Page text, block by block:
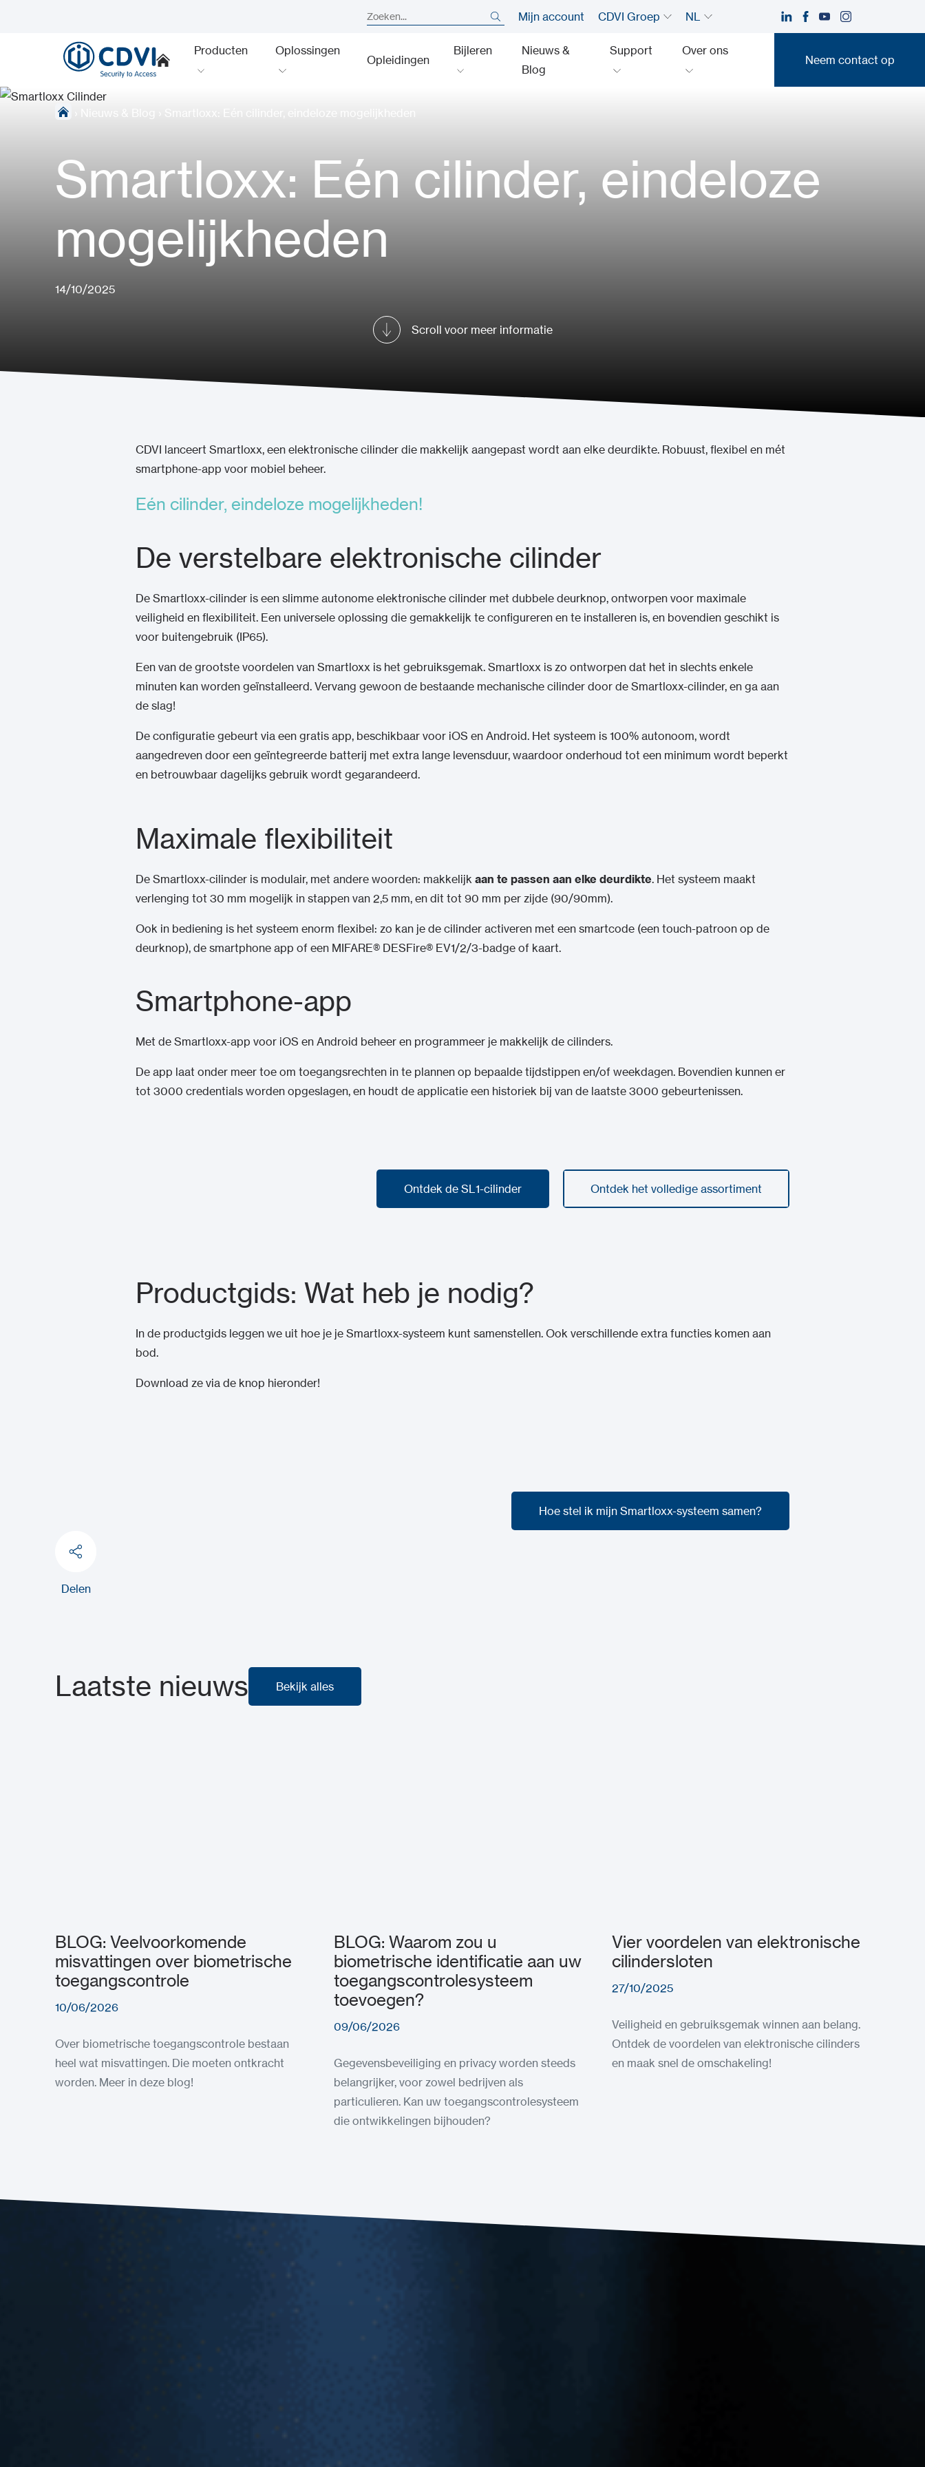
Mijn account CDVI Groep NL
Producten Oplossingen
Opleidingen
Bijleren
Nieuws &
Blog
Support Over ons
Neem contact op
Smartloxx: Eén cilinder, eindeloze
mogelijkheden
14/10/2025
Scroll voor meer informatie
CDVI lanceert Smartloxx, een elektronische cilinder die makkelijk aangepast wordt aan elke deurdikte. Robuust, flexibel en mét
smartphone-app voor mobiel beheer.
Eén cilinder, eindeloze mogelijkheden!
De verstelbare elektronische cilinder
De Smartloxx-cilinder is een slimme autonome elektronische cilinder met dubbele deurknop, ontworpen voor maximale
veiligheid en flexibiliteit. Een universele oplossing die gemakkelijk te configureren en te installeren is, en bovendien geschikt is
voor buitengebruik (IP65).
Een van de grootste voordelen van Smartloxx is het gebruiksgemak. Smartloxx is zo ontworpen dat het in slechts enkele
minuten kan worden geïnstalleerd. Vervang gewoon de bestaande mechanische cilinder door de Smartloxx-cilinder, en ga aan
de slag!
De configuratie gebeurt via een gratis app, beschikbaar voor iOS en Android. Het systeem is 100% autonoom, wordt
aangedreven door een geïntegreerde batterij met extra lange levensduur, waardoor onderhoud tot een minimum wordt beperkt
en betrouwbaar dagelijks gebruik wordt gegarandeerd.
Maximale flexibiliteit
De Smartloxx-cilinder is modulair, met andere woorden: makkelijk aan te passen aan elke deurdikte. Het systeem maakt
verlenging tot 30 mm mogelijk in stappen van 2,5 mm, en dit tot 90 mm per zijde (90/90mm).
Ook in bediening is het systeem enorm flexibel: zo kan je de cilinder activeren met een smartcode (een touch-patroon op de
deurknop), de smartphone app of een MIFARE® DESFire® EV1/2/3-badge of kaart.
Smartphone-app
Met de Smartloxx-app voor iOS en Android beheer en programmeer je makkelijk de cilinders.
De app laat onder meer toe om toegangsrechten in te plannen op bepaalde tijdstippen en/of weekdagen. Bovendien kunnen er
tot 3000 credentials worden opgeslagen, en houdt de applicatie een historiek bij van de laatste 3000 gebeurtenissen.
Ontdek de SL1-cilinder Ontdek het volledige assortiment
Productgids: Wat heb je nodig?
In de productgids leggen we uit hoe je je Smartloxx-systeem kunt samenstellen. Ook verschillende extra functies komen aan
bod.
Download ze via de knop hieronder!
Hoe stel ik mijn Smartloxx-systeem samen?
Delen
Laatste nieuws Bekijk alles
BLOG: Veelvoorkomende
misvattingen over biometrische
toegangscontrole
10/06/2026
Over biometrische toegangscontrole bestaan
heel wat misvattingen. Die moeten ontkracht
worden. Meer in deze blog!
BLOG: Waarom zou u
biometrische identificatie aan uw
toegangscontrolesysteem
toevoegen?
09/06/2026
Gegevensbeveiliging en privacy worden steeds
belangrijker, voor zowel bedrijven als
particulieren. Kan uw toegangscontrolesysteem
die ontwikkelingen bijhouden?
Vier voordelen van elektronische
cilindersloten
27/10/2025
Veiligheid en gebruiksgemak winnen aan belang.
Ontdek de voordelen van elektronische cilinders
en maak snel de omschakeling!